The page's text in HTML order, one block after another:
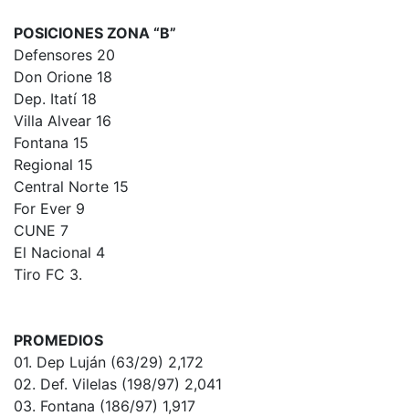
POSICIONES ZONA “B”
Defensores 20
Don Orione 18
Dep. Itatí 18
Villa Alvear 16
Fontana 15
Regional 15
Central Norte 15
For Ever 9
CUNE 7
El Nacional 4
Tiro FC 3.
PROMEDIOS
01. Dep Luján (63/29) 2,172
02. Def. Vilelas (198/97) 2,041
03. Fontana (186/97) 1,917